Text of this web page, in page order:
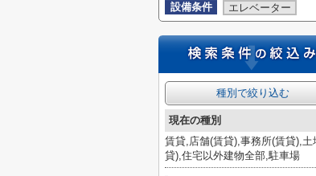
設備条件
エレベーター
種別で絞り込む
現在の種別
賃貸,店舗(賃貸),事務所(賃貸),土
貸),住宅以外建物全部,駐車場